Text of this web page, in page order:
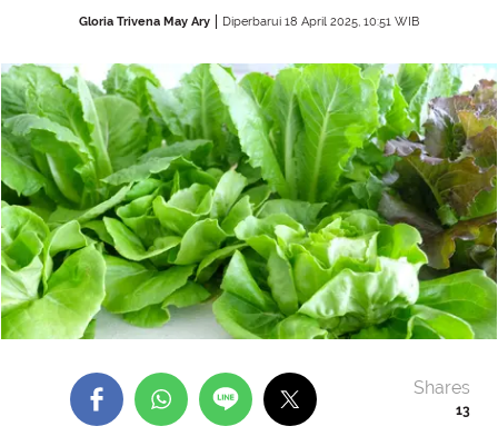
Gloria Trivena May Ary Diperbarui 18 April 2025, 10:51 WIB
13
Shares